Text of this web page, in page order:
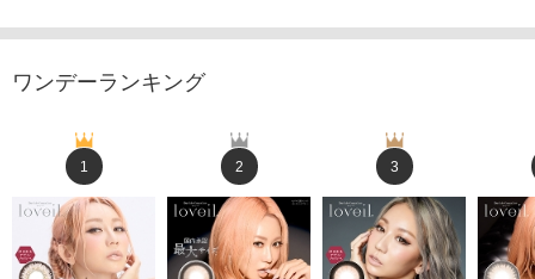
ワンデーランキング
1 2 3